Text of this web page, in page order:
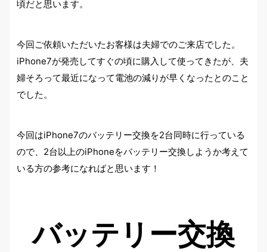
頃だと思います。
今回ご依頼いただいたお客様は夫婦でのご来店でした。
iPhone7が発売してすぐの頃に購入して使ってきたが、夫
婦そろって最近になって電池の減りが早くなったとのこと
でした。
今回はiPhone7のバッテリー交換を2台同時に行っている
ので、2台以上のiPhoneをバッテリー交換しようか考えて
いる方の参考になればと思います！
バッテリー交換